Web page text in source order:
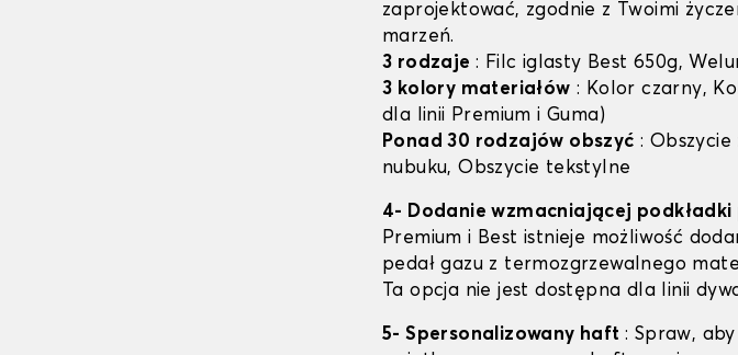
zaprojektować, zgodnie z Twoimi
marzeń.
3 rodzaje : Filc iglasty Best 650g,
3 kolory materiałów : Kolor czarny,
dla linii Premium i Guma)
Ponad 30 rodzajów obszyć : Obszycie
nubuku, Obszycie tekstylne
4- Dodanie wzmacniającej podkładki
Premium i Best istnieje możliwość
pedał gazu z termozgrzewalnego
Ta opcja nie jest dostępna dla linii
5- Spersonalizowany haft : Spraw,